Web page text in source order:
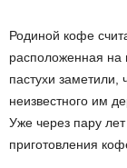
Родиной кофе
расположенная
пастухи
неизвестного им
Уже через пару
приготовления